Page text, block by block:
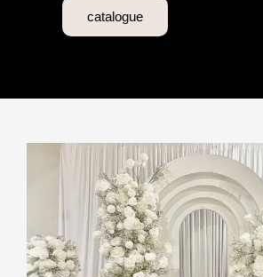
catalogue